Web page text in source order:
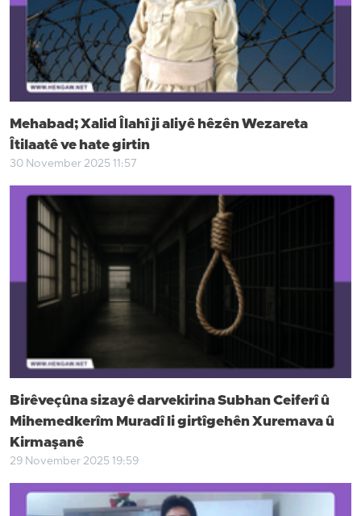
Mehabad; Xalid Îlahî ji aliyê hêzên Wezareta
Îtilaatê ve hate girtin
30 November 2025 11:57
Birêveçûna sizayê darvekirina Subhan Ceiferî û
Mihemedkerîm Muradî li girtîgehên Xuremava û
Kirmaşanê
29 November 2025 19:59